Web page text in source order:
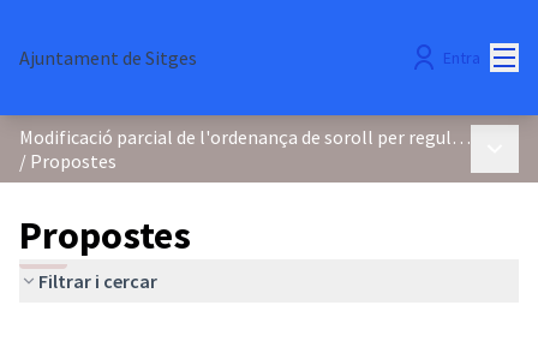
Ajuntament de Sitges Entra
Modificació parcial de l'ordenança de soroll per regular els focs d'artifici i la pirotècnia
/ Propostes
Propostes
Filtrar i cercar